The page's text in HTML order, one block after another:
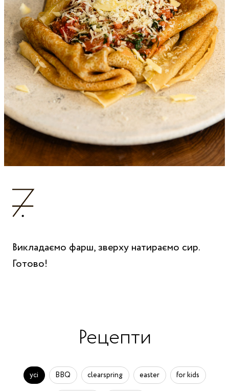
Викладаємо фарш, зверху натираємо сир.
Готово!
Рецепти
усі BBQ clearspring easter for kids